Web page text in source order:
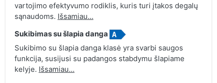
vartojimo efektyvumo rodiklis, kuris turi įtakos degalų
sąnaudoms. Išsamiau...
Sukibimas su šlapia danga
Sukibimo su šlapia danga klasė yra svarbi saugos
funkcija, susijusi su padangos stabdymu šlapiame
kelyje. Išsamiau...